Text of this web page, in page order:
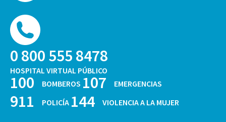
0 800 555 8478
HOSPITAL VIRTUAL PÚBLICO
100 BOMBEROS 107 EMERGENCIAS
911 POLICÍA 144 VIOLENCIA A LA MUJER